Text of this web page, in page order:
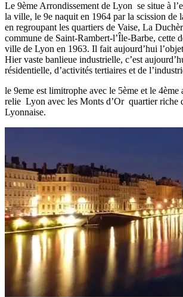
Le 9ème Arrondissement de Lyon se situe à
la ville, le 9e naquit en 1964 par la scission de
en regroupant les quartiers de Vaise, La
commune de Saint-Rambert-l’Île-Barbe, cette
ville de Lyon en 1963. Il fait aujourd’hui
Hier vaste banlieue industrielle, c’est
résidentielle, d’activités tertiaires et de
le 9eme est limitrophe avec le 5ème et le 4ème
relie Lyon avec les Monts d’Or quartier riche
Lyonnaise.